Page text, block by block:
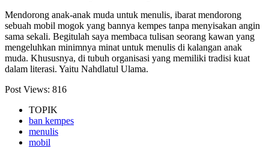
Mendorong anak-anak muda untuk menulis, ibarat mendorong
sebuah mobil mogok yang bannya kempes tanpa menyisakan angin
sama sekali. Begitulah saya membaca tulisan seorang kawan yang
mengeluhkan minimnya minat untuk menulis di kalangan anak
muda. Khususnya, di tubuh organisasi yang memiliki tradisi kuat
dalam literasi. Yaitu Nahdlatul Ulama.
Post Views: 816
TOPIK
ban kempes
menulis
mobil